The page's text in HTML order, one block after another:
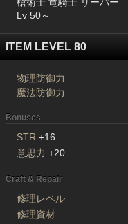
Lv 50～
ITEM LEVEL 80
物理防御力
魔法防御力
Bonuses
STR +16
意思力 +20
Craft & Repair
修理レベル
修理資材